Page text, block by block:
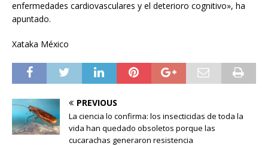
enfermedades cardiovasculares y el deterioro cognitivo», ha
apuntado.
Xataka México
PREVIOUS
La ciencia lo confirma: los insecticidas de toda la
vida han quedado obsoletos porque las
cucarachas generaron resistencia